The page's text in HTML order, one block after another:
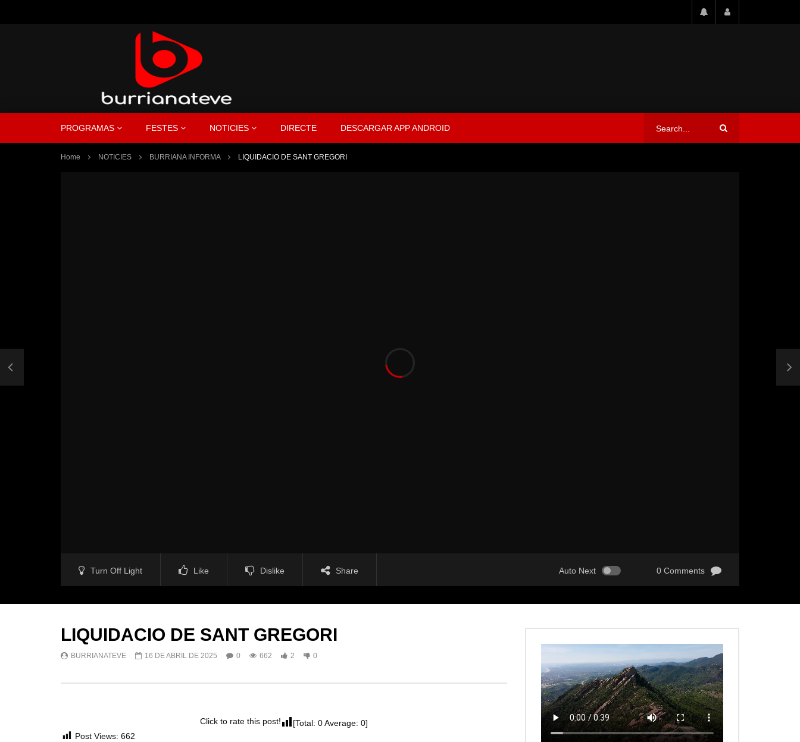
PROGRAMAS FESTES NOTICIES DIRECTE DESCARGAR APP ANDROID
Home NOTICIES BURRIANA INFORMA LIQUIDACIO DE SANT GREGORI
Turn Off Light Like Dislike Share Auto Next 0 Comments
LIQUIDACIO DE SANT GREGORI
BURRIANATEVE 16 DE ABRIL DE 2025 0 662 2 0
Click to rate this post! [Total: 0Average: 0]
Post Views: 662